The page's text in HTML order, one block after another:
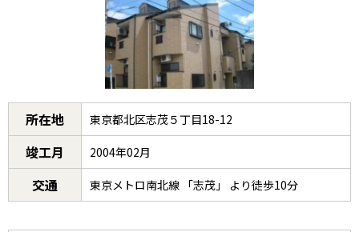
所在地 東京都北区志茂５丁目18-12
竣工月 2004年02月
交通 東京メトロ南北線 「志茂」 より徒歩10分